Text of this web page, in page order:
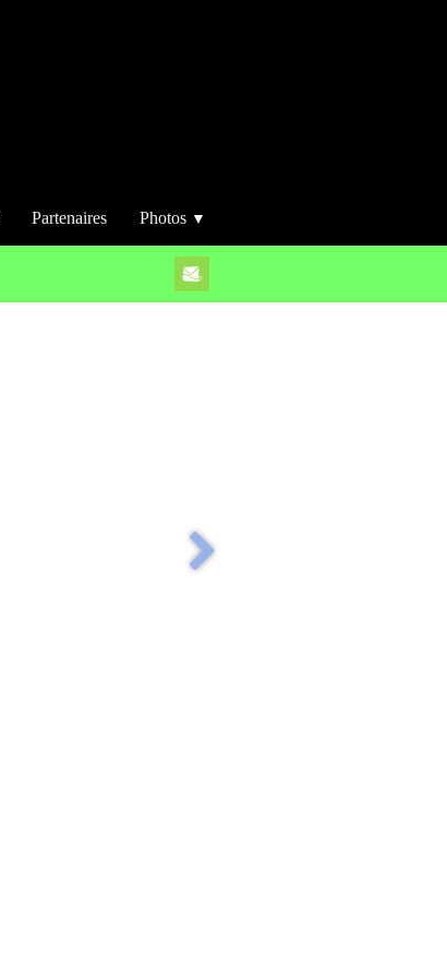
Partenaires Photos ▼